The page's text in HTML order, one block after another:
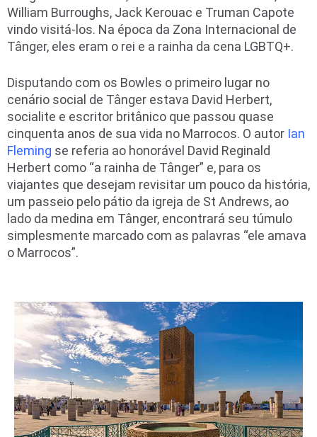
William Burroughs, Jack Kerouac e Truman Capote
vindo visitá-los. Na época da Zona Internacional de
Tânger, eles eram o rei e a rainha da cena LGBTQ+.
Disputando com os Bowles o primeiro lugar no
cenário social de Tânger estava David Herbert,
socialite e escritor britânico que passou quase
cinquenta anos de sua vida no Marrocos. O autor Ian
Fleming se referia ao honorável David Reginald
Herbert como “a rainha de Tânger” e, para os
viajantes que desejam revisitar um pouco da história,
um passeio pelo pátio da igreja de St Andrews, ao
lado da medina em Tânger, encontrará seu túmulo
simplesmente marcado com as palavras “ele amava
o Marrocos”.